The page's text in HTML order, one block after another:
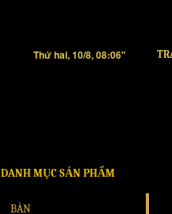
Thứ hai, 10/8, 08:06"
DANH MỤC SẢN PHẨM
BÀN